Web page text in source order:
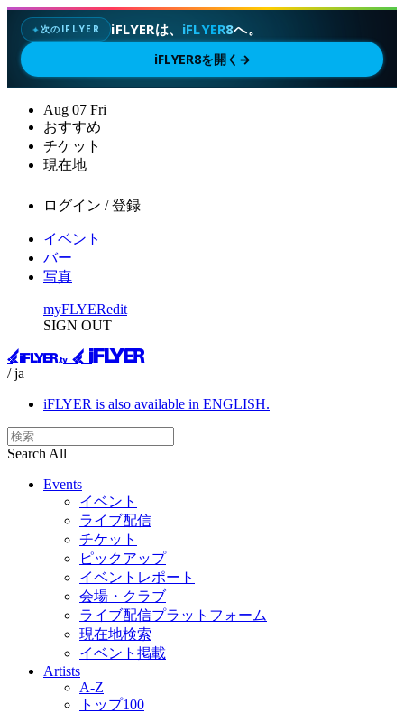
✦次のIFLYER iFLYERは、 iFLYER8へ。
iFLYER8を開く →
Aug 07 Fri
おすすめ
チケット
現在地
ログイン / 登録
イベント
バー
写真
myFLYERedit
SIGN OUT
/ ja
iFLYER is also available in ENGLISH.
Search All
Events
イベント
ライブ配信
チケット
ピックアップ
イベントレポート
会場・クラブ
ライブ配信プラットフォーム
現在地検索
イベント掲載
Artists
A-Z
トップ100